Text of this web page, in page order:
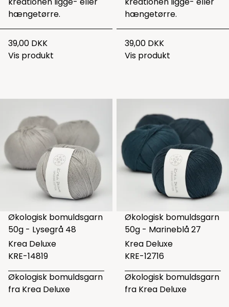
hængetørre.
39,00 DKK
Vis produkt
hængetørre.
39,00 DKK
Vis produkt
Økologisk bomuldsgarn
50g - Lysegrå 48
Krea Deluxe
KRE-14819
Økologisk bomuldsgarn
fra Krea Deluxe
Økologisk bomuldsgarn
50g - Marineblå 27
Krea Deluxe
KRE-12716
Økologisk bomuldsgarn
fra Krea Deluxe